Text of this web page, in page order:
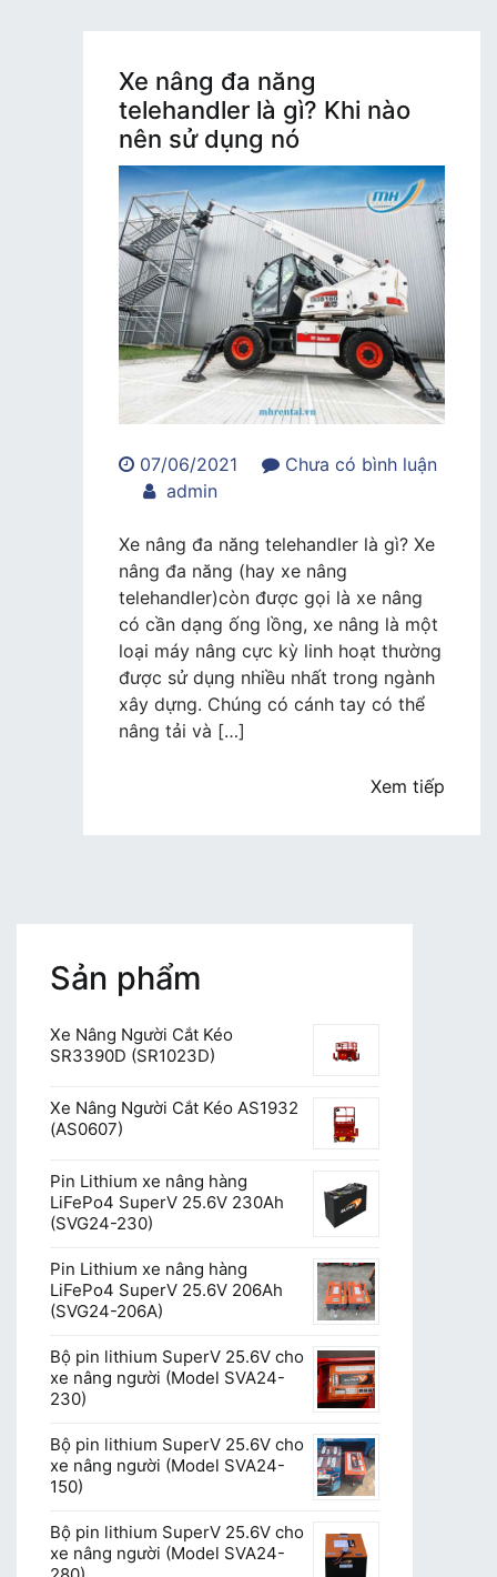
Xe nâng đa năng
telehandler là gì? Khi nào
nên sử dụng nó
07/06/2021
Chưa có bình luận
trong
nâng
đa
năng
telehandler
là
gì?
Khi
nào
admin
Xe nâng đa năng telehandler là gì? Xe
nâng đa năng (hay xe nâng
telehandler)còn được gọi là xe nâng
có cần dạng ống lồng, xe nâng là một
loại máy nâng cực kỳ linh hoạt thường
được sử dụng nhiều nhất trong ngành
xây dựng. Chúng có cánh tay có thể
nâng tải và […]
Xem tiếp
Sản phẩm
Xe Nâng Người Cắt Kéo
SR3390D (SR1023D)
Xe Nâng Người Cắt Kéo AS1932
(AS0607)
Pin Lithium xe nâng hàng
LiFePo4 SuperV 25.6V 230Ah
(SVG24-230)
Pin Lithium xe nâng hàng
LiFePo4 SuperV 25.6V 206Ah
(SVG24-206A)
Bộ pin lithium SuperV 25.6V cho
xe nâng người (Model SVA24-
230)
Bộ pin lithium SuperV 25.6V cho
xe nâng người (Model SVA24-
150)
Bộ pin lithium SuperV 25.6V cho
xe nâng người (Model SVA24-